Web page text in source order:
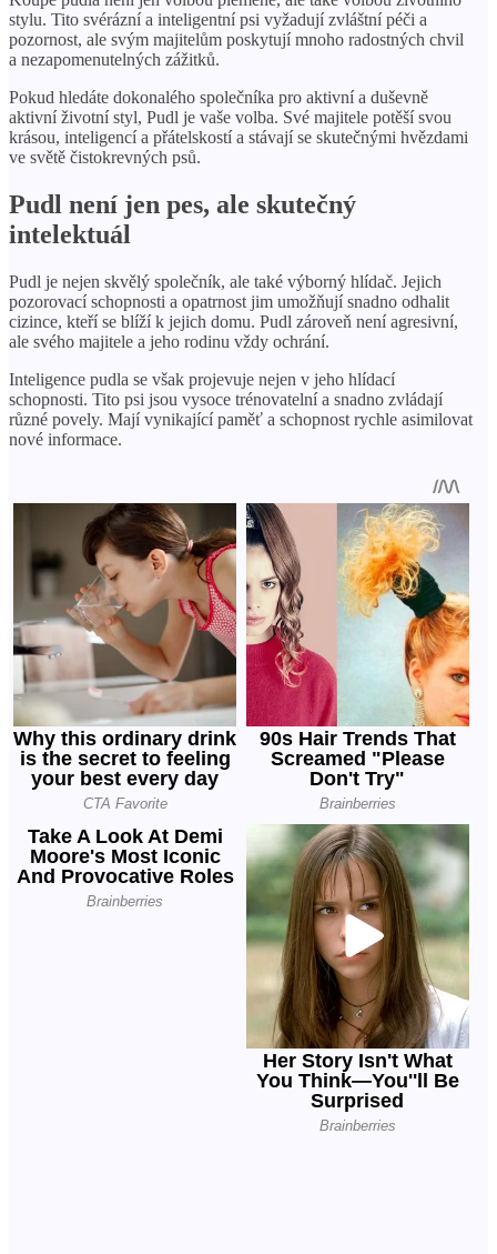
stylu. Tito svérázní a inteligentní psi vyžadují zvláštní péči a
pozornost, ale svým majitelům poskytují mnoho radostných chvil
a nezapomenutelných zážitků.
Pokud hledáte dokonalého společníka pro aktivní a duševně
aktivní životní styl, Pudl je vaše volba. Své majitele potěší svou
krásou, inteligencí a přátelskostí a stávají se skutečnými hvězdami
ve světě čistokrevných psů.
Pudl není jen pes, ale skutečný
intelektuál
Pudl je nejen skvělý společník, ale také výborný hlídač. Jejich
pozorovací schopnosti a opatrnost jim umožňují snadno odhalit
cizince, kteří se blíží k jejich domu. Pudl zároveň není agresivní,
ale svého majitele a jeho rodinu vždy ochrání.
Inteligence pudla se však projevuje nejen v jeho hlídací
schopnosti. Tito psi jsou vysoce trénovatelní a snadno zvládají
různé povely. Mají vynikající paměť a schopnost rychle asimilovat
nové informace.